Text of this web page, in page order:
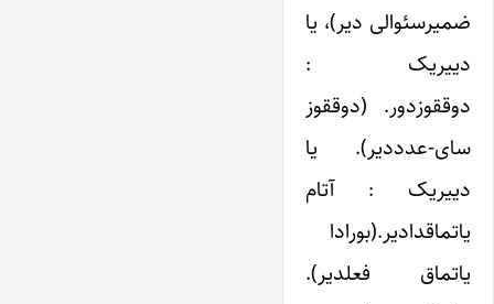
ضمیرسئوالی دیر)، یا
دییریک :
دوققوزدور. (دوققوز
سای-عدددیر). یا
دییریک : آتام
یاتماقدادیر.(بورادا
یاتماق فعلدیر).